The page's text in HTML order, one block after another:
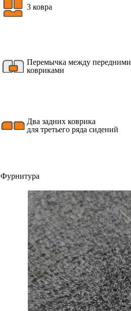
3 ковра
Перемычка между передними
ковриками
Два задних коврика
для третьего ряда сидений
Фурнитура